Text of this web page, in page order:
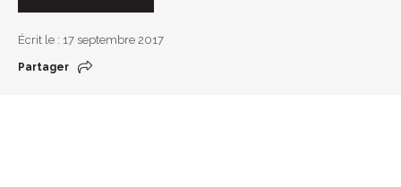
Écrit le : 17 septembre 2017
Partager